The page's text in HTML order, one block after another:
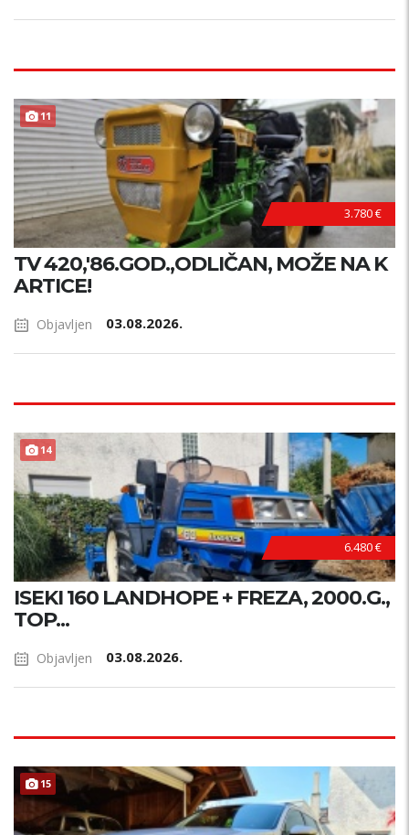
11
3.780 €
TV 420,'86.GOD.,ODLIČAN, MOŽE NA K
ARTICE!
Objavljen 03.08.2026.
14
6.480 €
ISEKI 160 LANDHOPE + FREZA, 2000.G.,
TOP...
Objavljen 03.08.2026.
15